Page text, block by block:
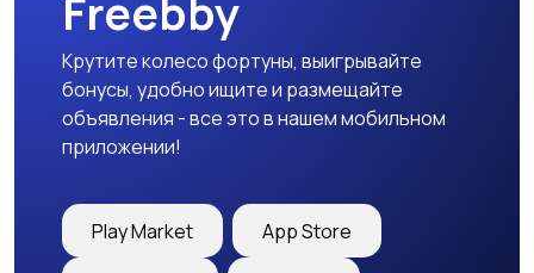
Другое
Крутите колесо фортуны, выигрывайте
бонусы, удобно ищите и размещайте
объявления - все это в нашем мобильном
приложении!
Play Market App Store